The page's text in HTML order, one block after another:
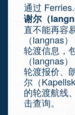
通过
谢尔（
直不能再容
（langnas
轮渡信息，
（langnas
轮渡报价、
尔（
的轮渡航线
击查询。